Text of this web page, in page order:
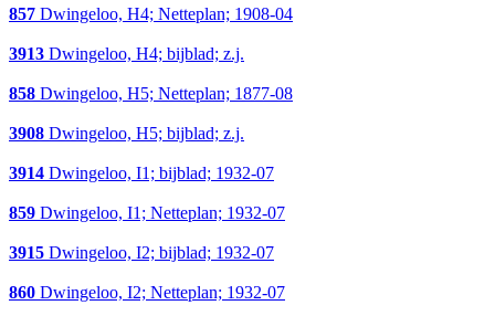
857 Dwingeloo, H4; Netteplan; 1908-04
3913 Dwingeloo, H4; bijblad; z.j.
858 Dwingeloo, H5; Netteplan; 1877-08
3908 Dwingeloo, H5; bijblad; z.j.
3914 Dwingeloo, I1; bijblad; 1932-07
859 Dwingeloo, I1; Netteplan; 1932-07
3915 Dwingeloo, I2; bijblad; 1932-07
860 Dwingeloo, I2; Netteplan; 1932-07